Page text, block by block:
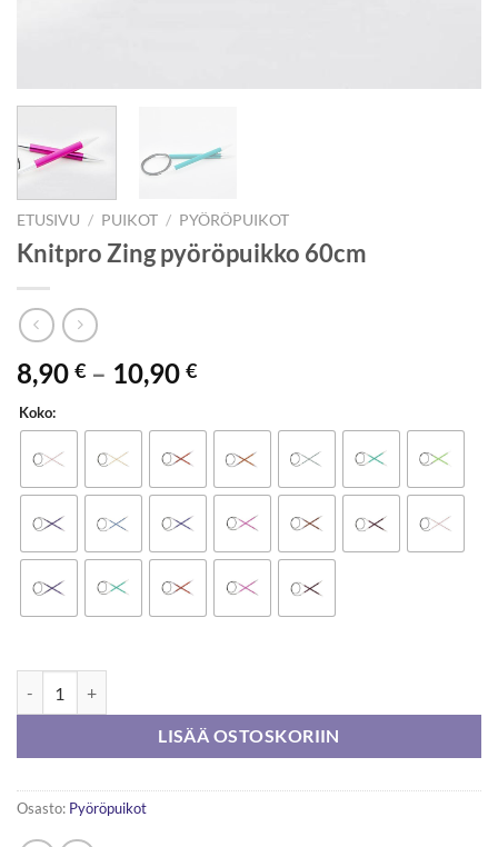
ETUSIVU / PUIKOT / PYÖRÖPUIKOT
Knitpro Zing pyöröpuikko 60cm
8,90 € – 10,90 €Hintaluokka:
-
10,90 €
Koko:
LISÄÄ OSTOSKORIIN
Osasto: Pyöröpuikot